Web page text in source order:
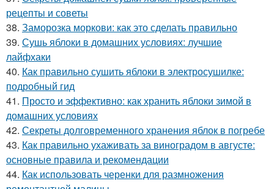
рецепты и советы
38. Заморозка моркови: как это сделать правильно
39. Сушь яблоки в домашних условиях: лучшие
лайфхаки
40. Как правильно сушить яблоки в электросушилке:
подробный гид
41. Просто и эффективно: как хранить яблоки зимой в
домашних условиях
42. Секреты долговременного хранения яблок в погребе
43. Как правильно ухаживать за виноградом в августе:
основные правила и рекомендации
44. Как использовать черенки для размножения